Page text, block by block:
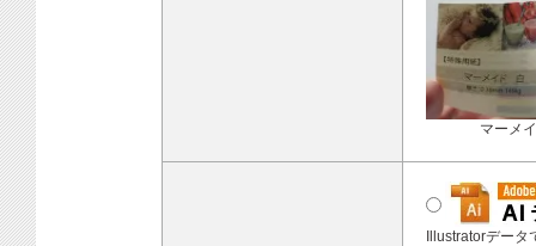
マーメ
Illustratorデータ